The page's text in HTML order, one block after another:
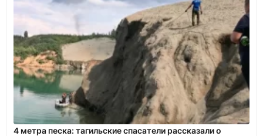
4 метра песка: тагильские спасатели рассказали о